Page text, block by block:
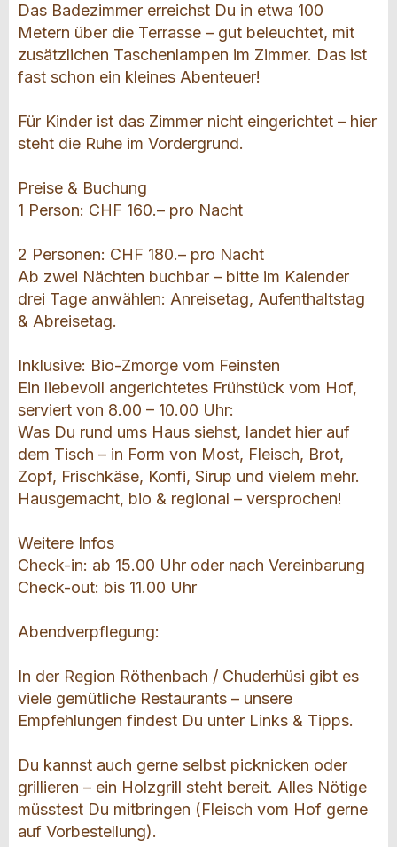
Das Badezimmer erreichst Du in etwa 100
Metern über die Terrasse – gut beleuchtet, mit
zusätzlichen Taschenlampen im Zimmer. Das ist
fast schon ein kleines Abenteuer!
Für Kinder ist das Zimmer nicht eingerichtet – hier
steht die Ruhe im Vordergrund.
Preise & Buchung
1 Person: CHF 160.– pro Nacht
2 Personen: CHF 180.– pro Nacht
Ab zwei Nächten buchbar – bitte im Kalender
drei Tage anwählen: Anreisetag, Aufenthaltstag
& Abreisetag.
Inklusive: Bio-Zmorge vom Feinsten
Ein liebevoll angerichtetes Frühstück vom Hof,
serviert von 8.00 – 10.00 Uhr:
Was Du rund ums Haus siehst, landet hier auf
dem Tisch – in Form von Most, Fleisch, Brot,
Zopf, Frischkäse, Konfi, Sirup und vielem mehr.
Hausgemacht, bio & regional – versprochen!
Weitere Infos
Check-in: ab 15.00 Uhr oder nach Vereinbarung
Check-out: bis 11.00 Uhr
Abendverpflegung:
In der Region Röthenbach / Chuderhüsi gibt es
viele gemütliche Restaurants – unsere
Empfehlungen findest Du unter Links & Tipps.
Du kannst auch gerne selbst picknicken oder
grillieren – ein Holzgrill steht bereit. Alles Nötige
müsstest Du mitbringen (Fleisch vom Hof gerne
auf Vorbestellung).